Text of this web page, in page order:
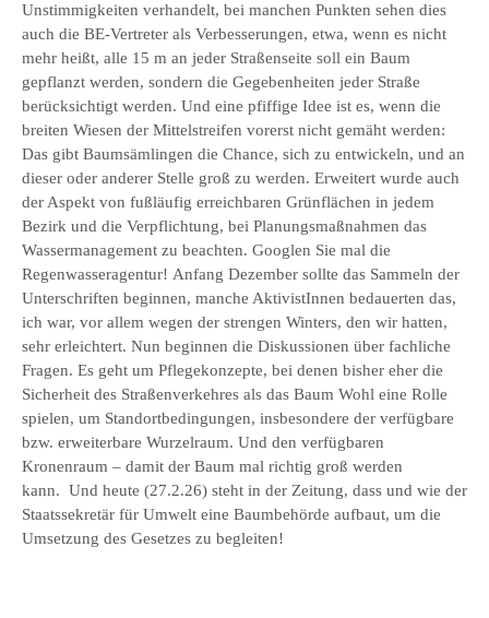
Unstimmigkeiten verhandelt, bei manchen Punkten sehen dies
auch die BE-Vertreter als Verbesserungen, etwa, wenn es nicht
mehr heißt, alle 15 m an jeder Straßenseite soll ein Baum
gepflanzt werden, sondern die Gegebenheiten jeder Straße
berücksichtigt werden. Und eine pfiffige Idee ist es, wenn die
breiten Wiesen der Mittelstreifen vorerst nicht gemäht werden:
Das gibt Baumsämlingen die Chance, sich zu entwickeln, und an
dieser oder anderer Stelle groß zu werden. Erweitert wurde auch
der Aspekt von fußläufig erreichbaren Grünflächen in jedem
Bezirk und die Verpflichtung, bei Planungsmaßnahmen das
Wassermanagement zu beachten. Googlen Sie mal die
Regenwasseragentur! Anfang Dezember sollte das Sammeln der
Unterschriften beginnen, manche AktivistInnen bedauerten das,
ich war, vor allem wegen der strengen Winters, den wir hatten,
sehr erleichtert. Nun beginnen die Diskussionen über fachliche
Fragen. Es geht um Pflegekonzepte, bei denen bisher eher die
Sicherheit des Straßenverkehres als das Baum Wohl eine Rolle
spielen, um Standortbedingungen, insbesondere der verfügbare
bzw. erweiterbare Wurzelraum. Und den verfügbaren
Kronenraum – damit der Baum mal richtig groß werden
kann. Und heute (27.2.26) steht in der Zeitung, dass und wie der
Staatssekretär für Umwelt eine Baumbehörde aufbaut, um die
Umsetzung des Gesetzes zu begleiten!